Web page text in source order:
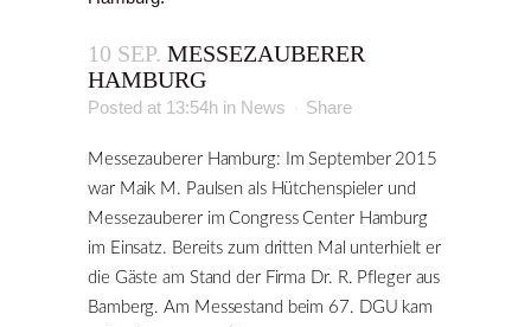
10 SEP. MESSEZAUBERER
HAMBURG
Posted at 13:54h in News Share
Messezauberer Hamburg: Im September 2015
war Maik M. Paulsen als Hütchenspieler und
Messezauberer im Congress Center Hamburg
im Einsatz. Bereits zum dritten Mal unterhielt er
die Gäste am Stand der Firma Dr. R. Pfleger aus
Bamberg. Am Messestand beim 67. DGU kam